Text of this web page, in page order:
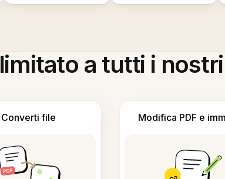
a tutti i
Converti file Modifica PDF e